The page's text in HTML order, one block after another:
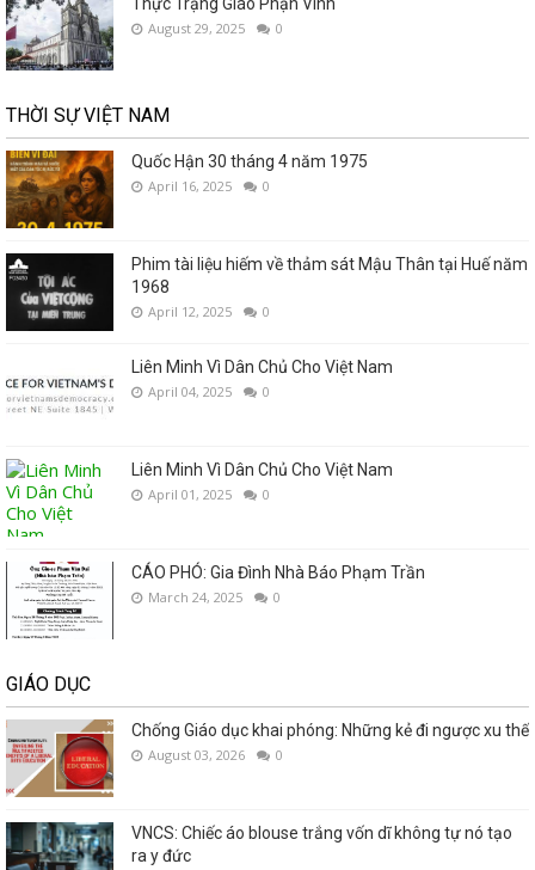
Thực Trạng Giáo Phận Vinh
August 29, 2025 0
THỜI SỰ VIỆT NAM
Quốc Hận 30 tháng 4 năm 1975
April 16, 2025 0
Phim tài liệu hiếm về thảm sát Mậu Thân tại Huế năm
1968
April 12, 2025 0
Liên Minh Vì Dân Chủ Cho Việt Nam
April 04, 2025 0
Liên Minh Vì Dân Chủ Cho Việt Nam
April 01, 2025 0
CÁO PHÓ: Gia Đình Nhà Báo Phạm Trần
March 24, 2025 0
GIÁO DỤC
Chống Giáo dục khai phóng: Những kẻ đi ngược xu thế
August 03, 2026 0
VNCS: Chiếc áo blouse trắng vốn dĩ không tự nó tạo
ra y đức